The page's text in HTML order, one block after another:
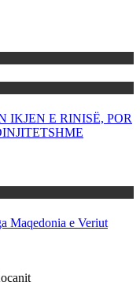
IKJEN E RINISË, POR
Maqedonia e Veriut